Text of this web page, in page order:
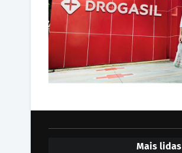
Mais lidas